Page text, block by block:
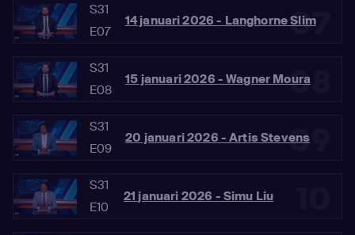
07
S31
E07
14 januari 2026 - Langhorne Slim
08
S31
E08
15 januari 2026 - Wagner Moura
09
S31
E09
20 januari 2026 - Artis Stevens
S31
E10
21 januari 2026 - Simu Liu